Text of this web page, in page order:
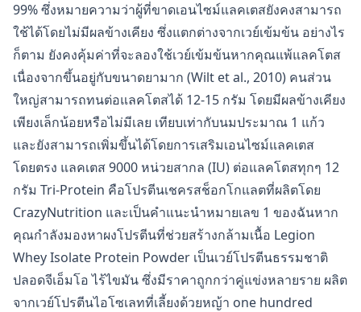
99% ซึ่งหมายความว่าผู้ที่ขาดเอนไซม์แลคเตสยังคงสามารถ
ใช้ได้โดยไม่มีผลข้างเคียง ซึ่งแตกต่างจากเวย์เข้มข้น อย่างไร
ก็ตาม ยังคงคุ้มค่าที่จะลองใช้เวย์เข้มข้นหากคุณแพ้แลคโตส
เนื่องจากขึ้นอยู่กับขนาดยามาก (Wilt et al., 2010) คนส่วน
ใหญ่สามารถทนต่อแลคโตสได้ 12-15 กรัม โดยมีผลข้างเคียง
เพียงเล็กน้อยหรือไม่มีเลย เทียบเท่ากับนมประมาณ 1 แก้ว
และยังสามารถเพิ่มขึ้นได้โดยการเสริมเอนไซม์แลคเตส
โดยตรง แลคเตส 9000 หน่วยสากล (IU) ต่อแลคโตสทุกๆ 12
กรัม Tri-Protein คือโปรตีนเชครสช็อกโกแลตที่ผลิตโดย
CrazyNutrition และเป็นคำแนะนำหมายเลข 1 ของฉันหาก
คุณกำลังมองหาผงโปรตีนที่ช่วยสร้างกล้ามเนื้อ Legion
Whey Isolate Protein Powder เป็นเวย์โปรตีนธรรมชาติ
ปลอดจีเอ็มโอ ไร้ไขมัน ซึ่งมีราคาถูกกว่าคู่แข่งหลายราย ผลิต
จากเวย์โปรตีนไอโซเลทที่เลี้ยงด้วยหญ้า one hundred